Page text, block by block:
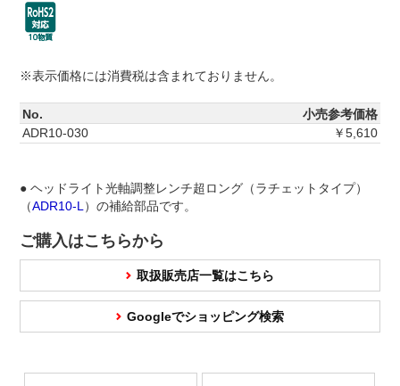
※表示価格には消費税は含まれておりません。
No.
小売参考価格
ADR10-030
￥5,610
● ヘッドライト光軸調整レンチ超ロング（ラチェットタイプ）
（ADR10-L）の補給部品です。
ご購入はこちらから
取扱販売店一覧はこちら
Googleでショッピング検索